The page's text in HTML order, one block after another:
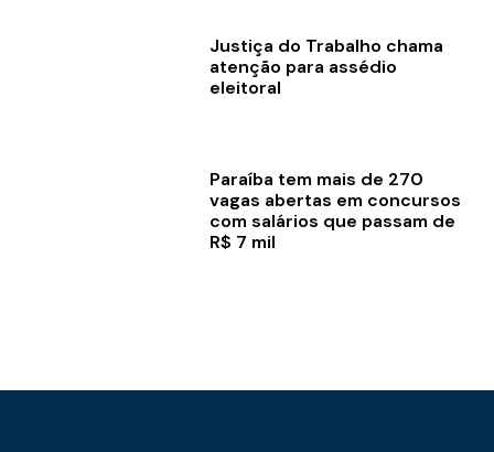
Justiça do Trabalho chama
atenção para assédio
eleitoral
Paraíba tem mais de 270
vagas abertas em concursos
com salários que passam de
R$ 7 mil